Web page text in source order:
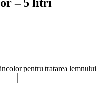
– 5 litri
pentru tratarea lemnului